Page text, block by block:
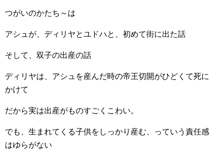
つがいのかたち～は
アシュが、ディリヤとユドハと、初めて街に出た話
そして、双子の出産の話
ディリヤは、アシュを産んだ時の帝王切開がひどくて死に
かけて
だから実は出産がものすごくこわい。
でも、生まれてくる子供をしっかり産む、っていう責任感
はゆらがない